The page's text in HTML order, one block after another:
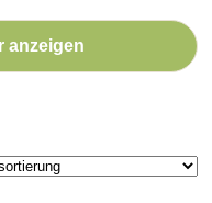
anzeigen